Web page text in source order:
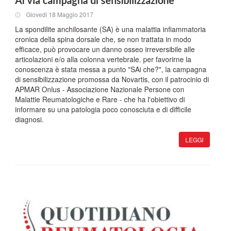
Giovedi 18 Maggio 2017
La spondilite anchilosante (SA) è una malattia infiammatoria
cronica della spina dorsale che, se non trattata in modo
efficace, può provocare un danno osseo irreversibile alle
articolazioni e/o alla colonna vertebrale. per favorirne la
conoscenza è stata messa a punto "SAi che?", la campagna
di sensibilizzazione promossa da Novartis, con il patrocinio di
APMAR Onlus - Associazione Nazionale Persone con
Malattie Reumatologiche e Rare - che ha l'obiettivo di
informare su una patologia poco conosciuta e di difficile
diagnosi.
LEGGI